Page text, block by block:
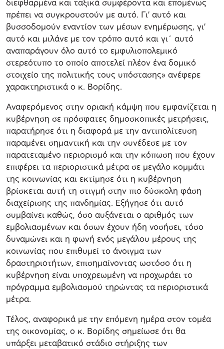
διεφθαρμένα και ταξικά συμφέροντα και επομένως
πρέπει να συγκρουστούν με αυτό. Γι’ αυτό και
βυσσοδομούν εναντίον των μέσων ενημέρωσης, γι’
αυτό και μιλάνε με τον τρόπο αυτό και γι΄ αυτό
αναπαράγουν όλο αυτό το εμφυλιοπολεμικό
στερεότυπο το οποίο αποτελεί πλέον ένα δομικό
στοιχείο της πολιτικής τους υπόστασης» ανέφερε
χαρακτηριστικά ο κ. Βορίδης.
Αναφερόμενος στην οριακή κάμψη που εμφανίζεται η
κυβέρνηση σε πρόσφατες δημοσκοπικές μετρήσεις,
παρατήρησε ότι η διαφορά με την αντιπολίτευση
παραμένει σημαντική και την συνέδεσε με τον
παρατεταμένο περιορισμό και την κόπωση που έχουν
επιφέρει τα περιοριστικά μέτρα σε μεγάλο κομμάτι
της κοινωνίας και εκτίμησε ότι η κυβέρνηση
βρίσκεται αυτή τη στιγμή στην πιο δύσκολη φάση
διαχείρισης της πανδημίας. Εξήγησε ότι αυτό
συμβαίνει καθώς, όσο αυξάνεται ο αριθμός των
εμβολιασμένων και όσων έχουν ήδη νοσήσει, τόσο
δυναμώνει και η φωνή ενός μεγάλου μέρους της
κοινωνίας που επιθυμεί το άνοιγμα των
δραστηριοτήτων, επισημαίνοντας ωστόσο ότι η
κυβέρνηση είναι υποχρεωμένη να προχωράει το
πρόγραμμα εμβολιασμού τηρώντας τα περιοριστικά
μέτρα.
Τέλος, αναφορικά με την επόμενη ημέρα στον τομέα
της οικονομίας, ο κ. Βορίδης σημείωσε ότι θα
υπάρξει μεταβατικό στάδιο στήριξης των